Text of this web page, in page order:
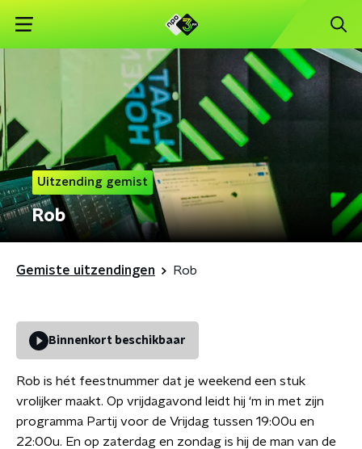
Uitzending gemist
Rob
Gemiste uitzendingen Rob
Binnenkort beschikbaar
Rob is hét feestnummer dat je weekend een stuk
vrolijker maakt. Op vrijdagavond leidt hij ‘m in met zijn
programma Partij voor de Vrijdag tussen 19:00u en
22:00u. En op zaterdag en zondag is hij de man van de